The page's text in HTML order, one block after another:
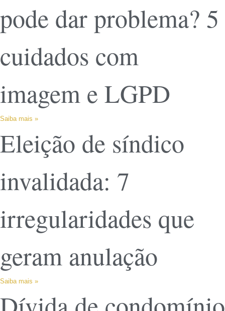
pode dar problema? 5
cuidados com
imagem e LGPD
Saiba mais »
Eleição de síndico
invalidada: 7
irregularidades que
geram anulação
Saiba mais »